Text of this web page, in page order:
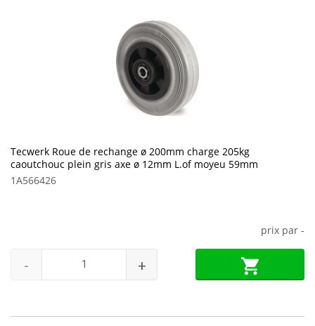
Tecwerk Roue de rechange ø 200mm charge 205kg
caoutchouc plein gris axe ø 12mm L.of moyeu 59mm
1A566426
prix par -
- +